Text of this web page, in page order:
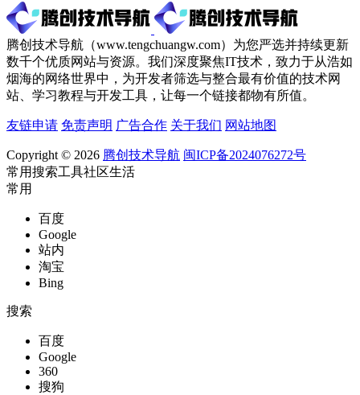
腾创技术导航（www.tengchuangw.com）为您严选并持续更新
数千个优质网站与资源。我们深度聚焦IT技术，致力于从浩如
烟海的网络世界中，为开发者筛选与整合最有价值的技术网
站、学习教程与开发工具，让每一个链接都物有所值。
友链申请 免责声明 广告合作 关于我们 网站地图
Copyright © 2026 腾创技术导航 闽ICP备2024076272号
常用搜索工具社区生活
常用
百度
Google
站内
淘宝
Bing
搜索
百度
Google
360
搜狗